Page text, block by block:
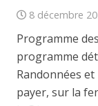
8 décembre
Programme
programme
Randonnées
payer, sur la